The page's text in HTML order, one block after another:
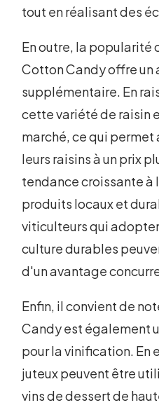
tout en réalisant des
En outre, la popularité
Cotton Candy offre
supplémentaire. En
cette variété de raisin
marché, ce qui
leurs raisins à un prix
tendance croissante à
produits locaux et
viticulteurs qui
culture durables
d'un avantage
Enfin, il convient de
Candy est également
pour la vinification. En
juteux peuvent être
vins de dessert de